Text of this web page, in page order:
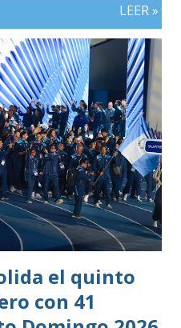
LEER »
el quinto
con 41